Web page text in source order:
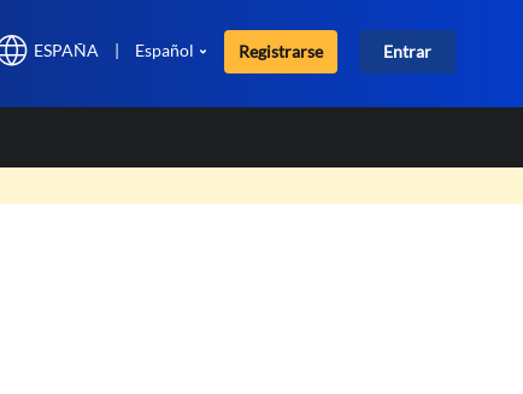
ESPAÑA | Español Registrarse Entrar